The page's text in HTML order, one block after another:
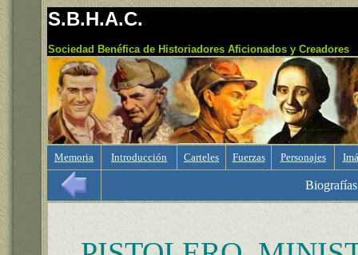
S.B.H.A.C.
Sociedad Benéfica de Historiadores Aficionados y Creadores
Memoria Introducción Carteles Fuerzas Personajes